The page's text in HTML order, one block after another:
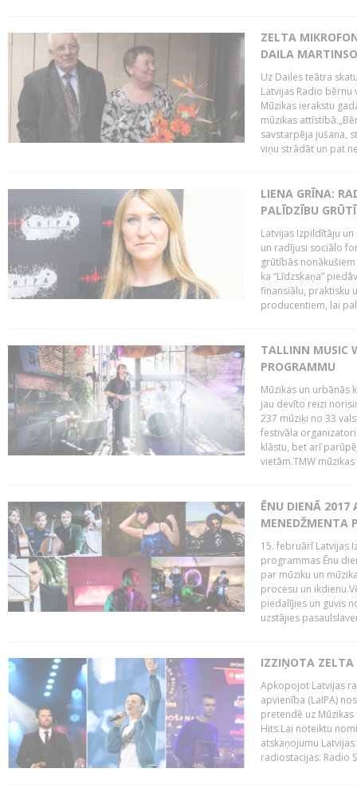
ZELTA
DAILA
Uz Dailes teātra
Latvijas Radio
Mūzikas ierakstu
mūzikas
savstarpēja jušana,
viņu strādāt un pat
LIENA GRĪNA:
PALĪDZĪBU
Latvijas Izpildītāju
un radījusi sociālo
grūtībās
ka “Līdzskaņa”
finansiālu, praktisku
producentiem, lai
TALLINN MUSIC
PROGRAMMU
Mūzikas un urbānās
jau devīto reizi
237 mūziķi no 33
festivāla
klāstu, bet arī
vietām.TMW
ĒNU DIENĀ 2017
MENEDŽMENTA
15. februārī Latvijas
programmas Ēnu
par mūziku un
procesu un
piedalījies un guvis
uzstājies
IZZIŅOTA ZELTA
Apkopojot Latvijas
apvienība (LaIPA)
pretendē uz
Hits.Lai noteiktu
atskaņojumu
radiostacijas: Radio